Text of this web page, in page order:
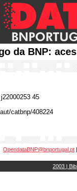
da BNP:
45
catbnp/408224
OpendataBNP@bnportugal.pt
2003 |